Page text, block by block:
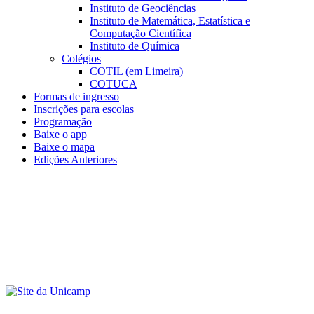
Instituto de Geociências
Instituto de Matemática, Estatística e
Computação Científica
Instituto de Química
Colégios
COTIL (em Limeira)
COTUCA
Formas de ingresso
Inscrições para escolas
Programação
Baixe o app
Baixe o mapa
Edições Anteriores